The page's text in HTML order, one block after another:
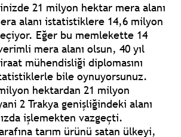
21 milyon hektar mera alanı
alanı istatistiklere 14,6 milyon
Eğer bu memlekette 14
mera alanı olsun, 40 yıl
mühendisliği diplomasını
bile oynuyorsunuz.
hektardan 21 milyon
2 Trakya genişliğindeki alanı
işlemekten vazgeçti.
tarım ürünü satan ülkeyi,